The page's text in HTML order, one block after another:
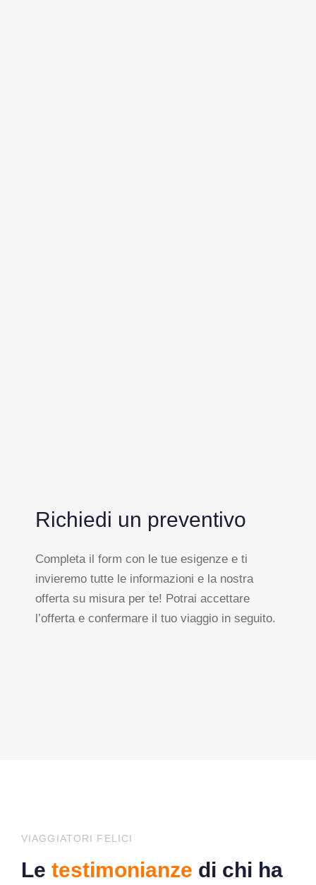
Richiedi un preventivo
Completa il form con le tue esigenze e ti
invieremo tutte le informazioni e la nostra
offerta su misura per te! Potrai accettare
l’offerta e confermare il tuo viaggio in seguito.
VIAGGIATORI FELICI
Le testimonianze di chi ha